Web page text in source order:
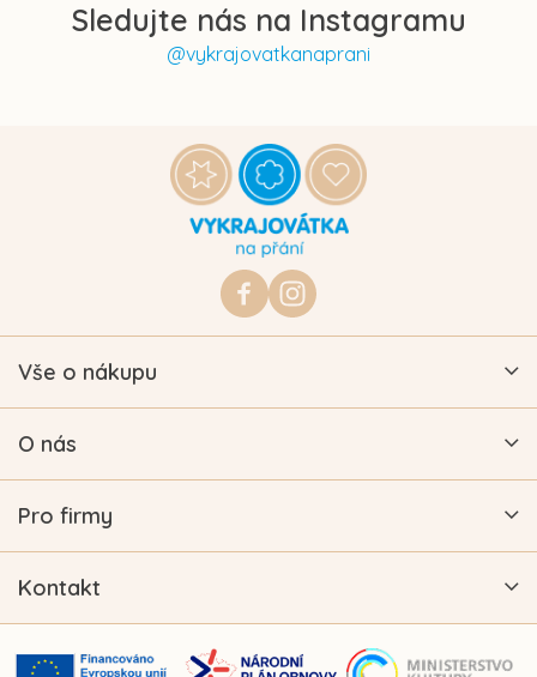
Sledujte nás na Instagramu
@vykrajovatkanaprani
https://www.facebook.com/
vykrajovatkanaprani.cz
Vše o nákupu
O nás
Pro firmy
Kontakt